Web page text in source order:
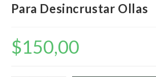
Para Desincrustar Ollas
$150,00